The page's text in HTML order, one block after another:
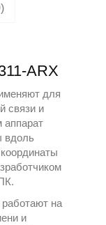
ARX
для
связи и
аппарат
вдоль
.
работают на
и